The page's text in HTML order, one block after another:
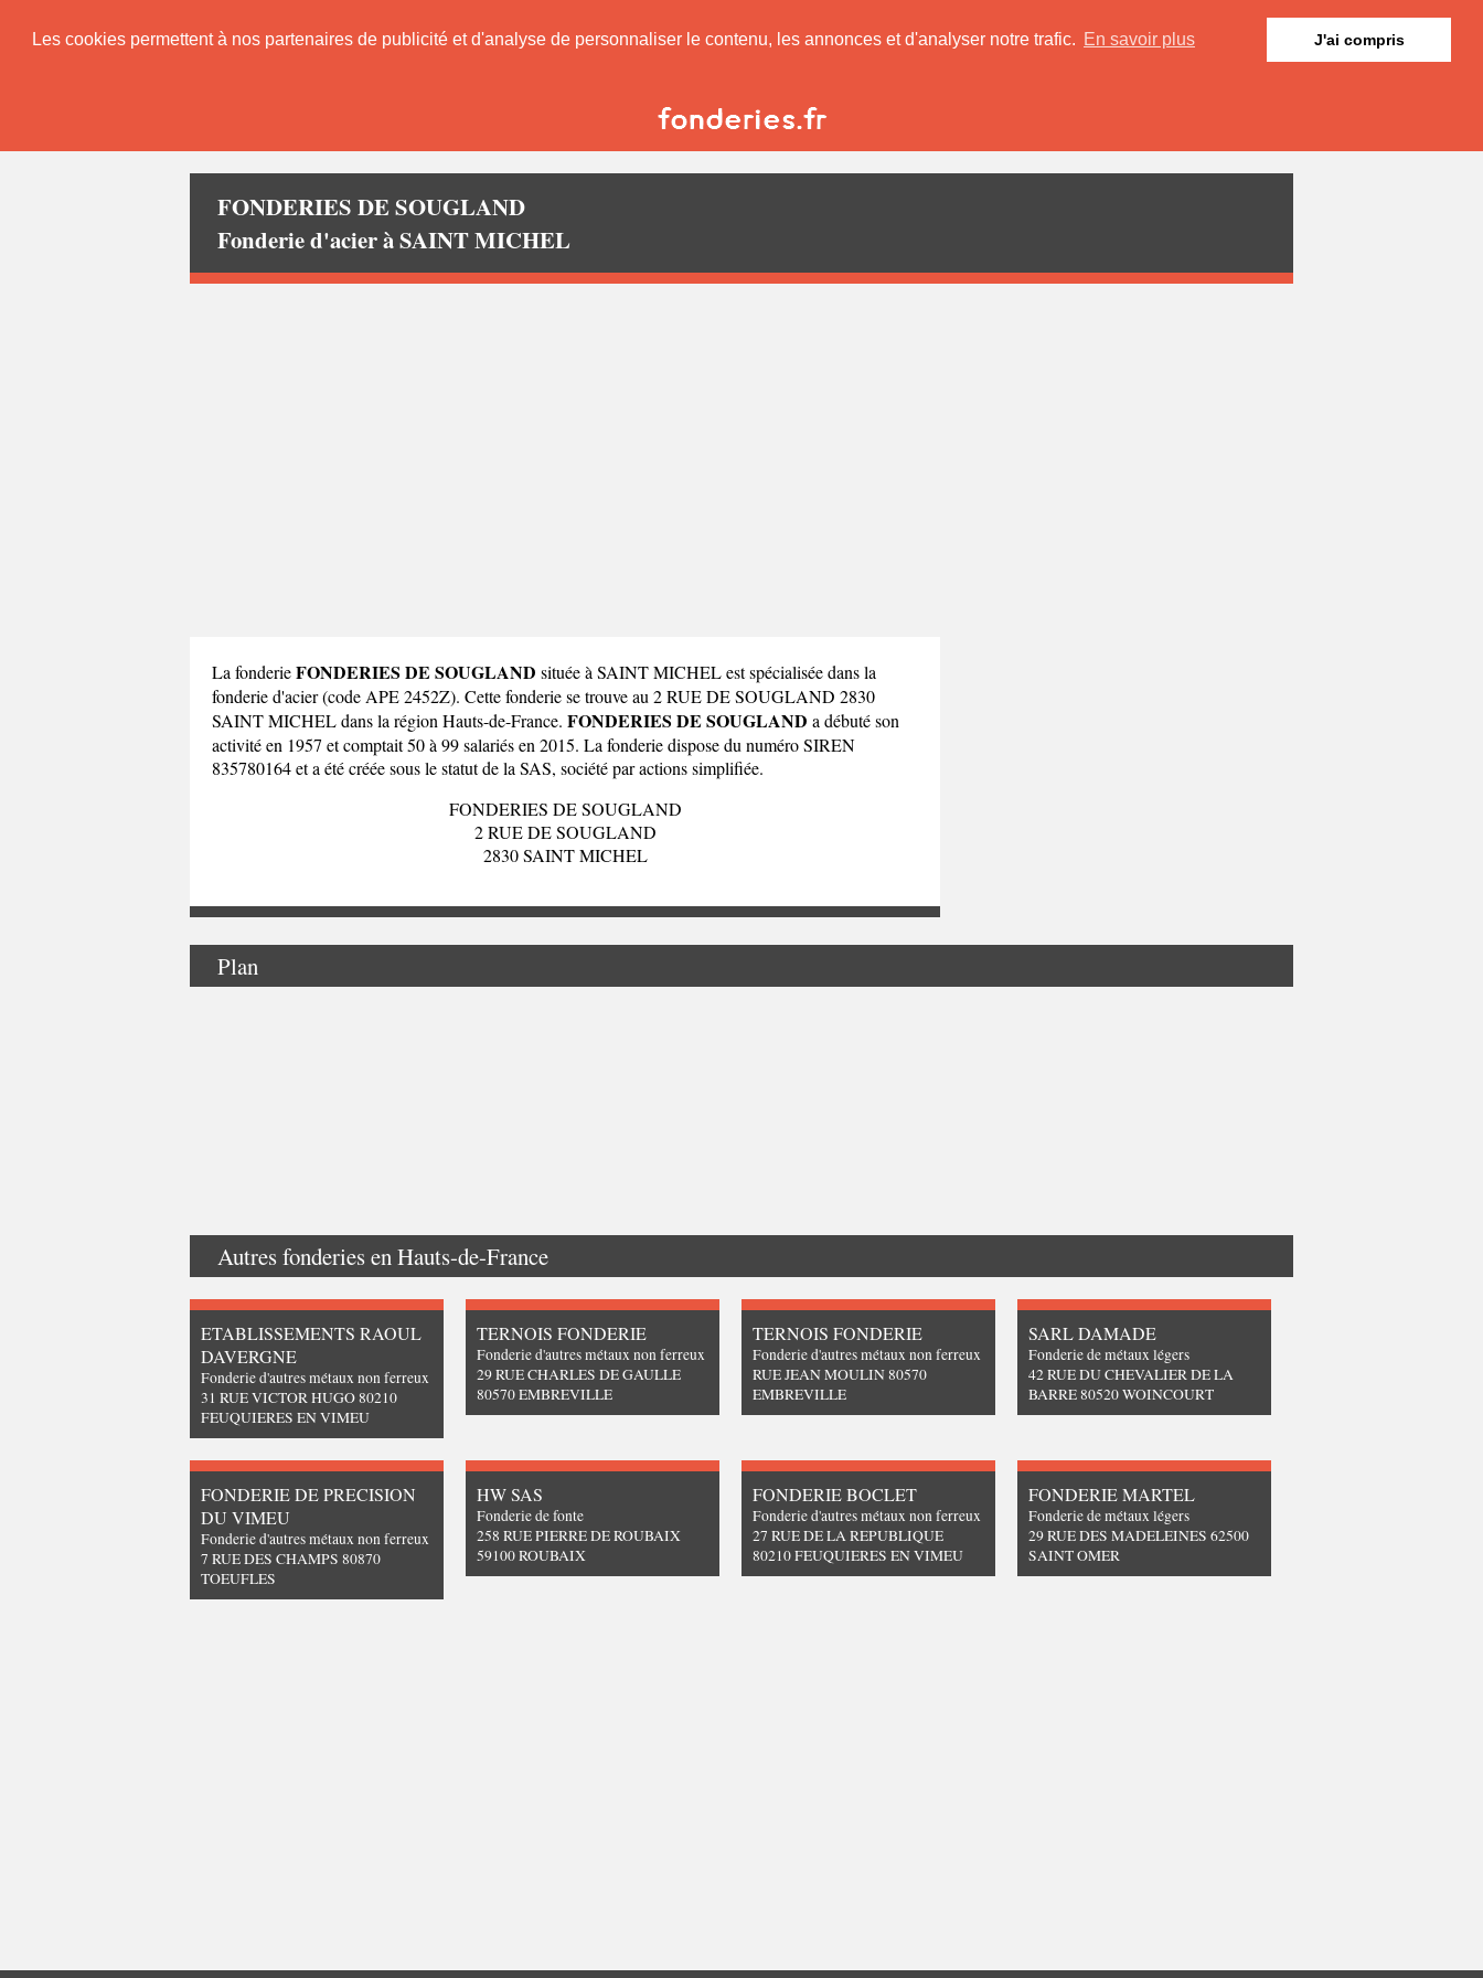
Les cookies permettent à nos partenaires de publicité et d'analyse de personnaliser le contenu, les annonces et d'analyser notre trafic. En savoir plus J'ai compris
FONDERIES DE SOUGLAND
Fonderie d'acier à SAINT MICHEL
La fonderieFONDERIES DE SOUGLAND située à SAINT MICHEL est spécialisée dans la
fonderie d'acier (code APE 2452Z). Cette fonderie se trouve au 2 RUE DE SOUGLAND 2830
SAINT MICHEL dans la région Hauts-de-France. FONDERIES DE SOUGLAND a débuté son
activité en 1957 et comptait 50 à 99 salariés en 2015. La fonderie dispose du numéro SIREN
835780164 et a été créée sous le statut de la SAS, société par actions simplifiée.
FONDERIES DE SOUGLAND
2 RUE DE SOUGLAND
2830 SAINT MICHEL
Plan
Autres fonderies en Hauts-de-France
ETABLISSEMENTS RAOUL
DAVERGNE
Fonderie d'autres métaux non ferreux
31 RUE VICTOR HUGO 80210
FEUQUIERES EN VIMEU
TERNOIS FONDERIE
Fonderie d'autres métaux non ferreux
29 RUE CHARLES DE GAULLE
80570 EMBREVILLE
TERNOIS FONDERIE
Fonderie d'autres métaux non ferreux
RUE JEAN MOULIN 80570
EMBREVILLE
SARL DAMADE
Fonderie de métaux légers
42 RUE DU CHEVALIER DE LA
BARRE 80520 WOINCOURT
FONDERIE DE PRECISION
DU VIMEU
Fonderie d'autres métaux non ferreux
7 RUE DES CHAMPS 80870
TOEUFLES
HW SAS
Fonderie de fonte
258 RUE PIERRE DE ROUBAIX
59100 ROUBAIX
FONDERIE BOCLET
Fonderie d'autres métaux non ferreux
27 RUE DE LA REPUBLIQUE
80210 FEUQUIERES EN VIMEU
FONDERIE MARTEL
Fonderie de métaux légers
29 RUE DES MADELEINES 62500
SAINT OMER